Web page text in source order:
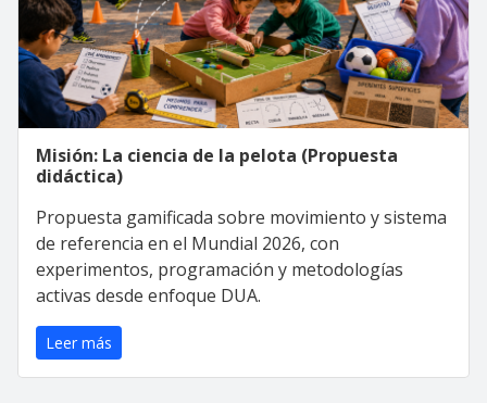
Misión: La ciencia de la pelota (Propuesta
didáctica)
Propuesta gamificada sobre movimiento y sistema
de referencia en el Mundial 2026, con
experimentos, programación y metodologías
activas desde enfoque DUA.
Leer más